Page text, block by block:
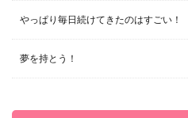
やっぱり毎日続けてきたのはすごい！
夢を持とう！